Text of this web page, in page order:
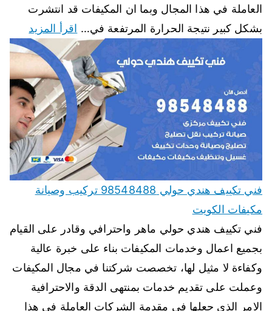
العاملة في هذا المجال وبما ان المكيفات قد انتشرت
بشكل كبير نتيجة الحرارة المرتفعة في… اقرأ المزيد
فني تكييف هندي حولي 98548488 تركيب وصيانة
مكيفات الكويت
فني تكييف هندي حولي ماهر واحترافي وقادر على القيام
بجميع اعمال وخدمات المكيفات بناء على خبرة عالية
وكفاءة لا مثيل لها، تخصصت شركتنا في مجال المكيفات
وعملت على تقديم خدمات بمنتهى الدقة والاحترافية
الامر الذي جعلها في مقدمة الشركات العاملة في هذا